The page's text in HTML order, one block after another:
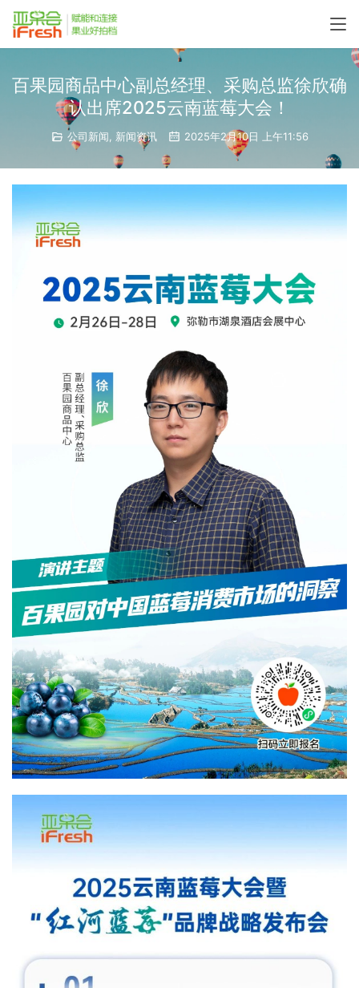
百果园商品中心副总经理、采购总监徐欣确
认出席2025云南蓝莓大会！
公司新闻 新闻资讯 2025年2月10日 上午11:56